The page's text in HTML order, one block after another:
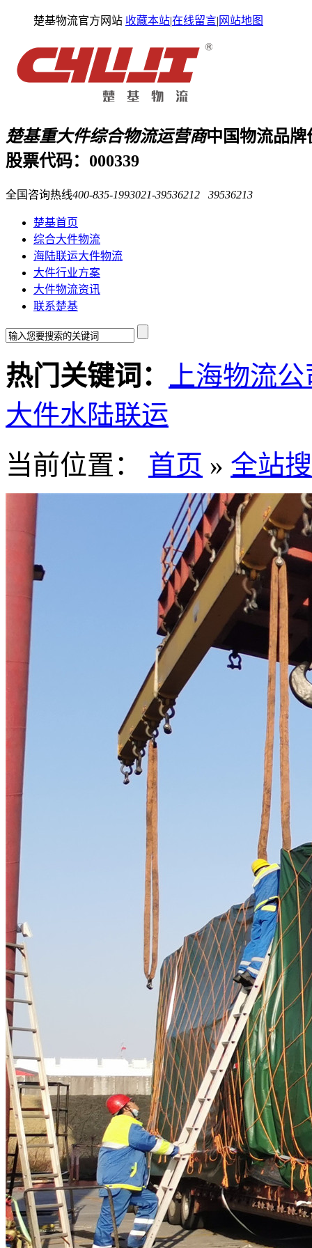
楚基物流官方网站 收藏本站|在线留言| 网站地图
楚基重大件综合物流运营商中国物流品牌
股票代码：000339
全国咨询热线400-835-1993021-39536212 39536213
楚基首页
综合大件物流
海陆联运大件物流
大件行业方案
大件物流资讯
联系楚基
热门关键词：
上海物流
大件水陆联运
当前位置：
首页 » 全站